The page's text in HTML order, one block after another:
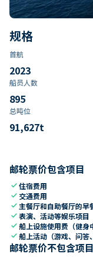
规格
首航
2023
船员人数
895
总吨位
91,627t
邮轮票价包含项目
check住宿费用
check 交通费用
check 主餐厅和自助餐厅的早
check表演、活动等娱乐项目
check船上设施使用费（健身
check船上活动（游戏、问答
邮轮票价不包含项目